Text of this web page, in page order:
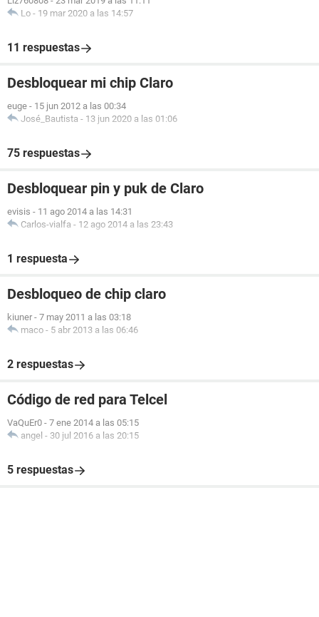
Lo - 19 mar 2020 a las 14:57
11 respuestas
Desbloquear mi chip Claro
euge - 15 jun 2012 a las 00:34
José_Bautista - 13 jun 2020 a las 01:06
75 respuestas
Desbloquear pin y puk de Claro
evisis - 11 ago 2014 a las 14:31
Carlos-vialfa - 12 ago 2014 a las 23:43
1 respuesta
Desbloqueo de chip claro
kiuner - 7 may 2011 a las 03:18
maco - 5 abr 2013 a las 06:46
2 respuestas
Código de red para Telcel
VaQuEr0 - 7 ene 2014 a las 05:15
angel - 30 jul 2016 a las 20:15
5 respuestas